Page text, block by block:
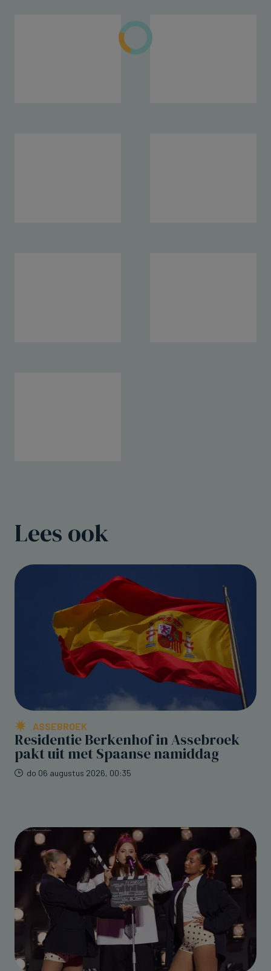
Lees ook
ASSEBROEK
Residentie Berkenhof in Assebroek
pakt uit met Spaanse namiddag
do 06 augustus 2026, 00:35